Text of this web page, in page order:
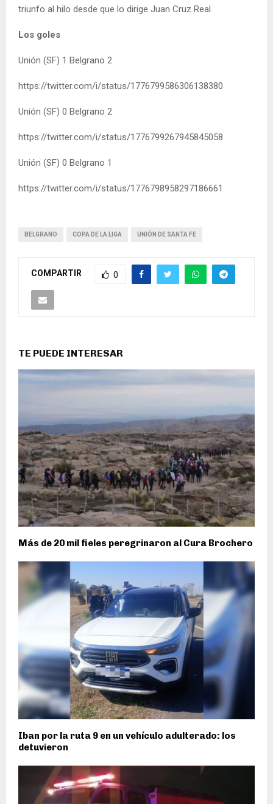
triunfo al hilo desde que lo dirige Juan Cruz Real.
Los goles
Unión (SF) 1 Belgrano 2
https://twitter.com/i/status/1776799586306138380
Unión (SF) 0 Belgrano 2
https://twitter.com/i/status/1776799267945845058
Unión (SF) 0 Belgrano 1
https://twitter.com/i/status/1776798958297186661
BELGRANO COPA DE LA LIGA UNIÓN DE SANTA FE
COMPARTIR 0
TE PUEDE INTERESAR
Más de 20 mil fieles peregrinaron al Cura Brochero
Iban por la ruta 9 en un vehículo adulterado: los
detuvieron